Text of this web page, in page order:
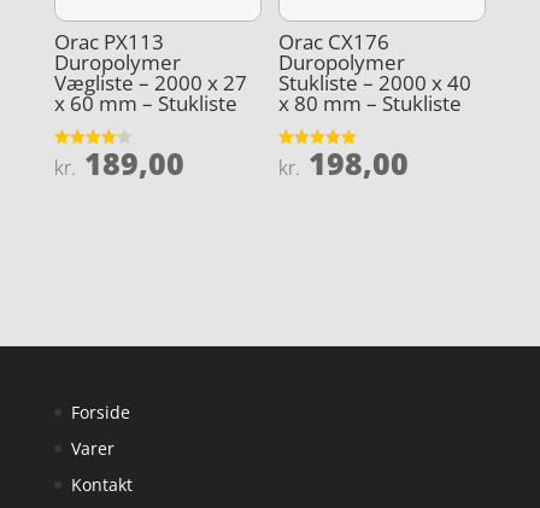
Orac PX113
Duropolymer
Vægliste – 2000 x 27
x 60 mm – Stukliste
Vurderet
4.2
kr. 189,00
Orac CX176
Duropolymer
Stukliste – 2000 x 40
x 80 mm – Stukliste
Vurderet
4.9
kr. 198,00
Forside
Varer
Kontakt